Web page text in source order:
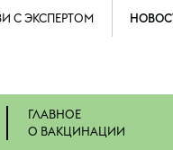
С ЭКСПЕРТОМ
ГЛАВНОЕ
О ВАКЦИНАЦИИ